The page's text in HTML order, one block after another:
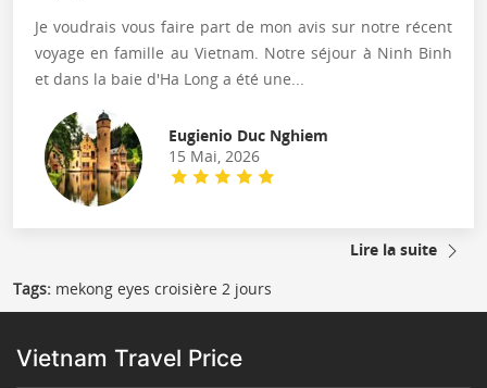
Je voudrais vous faire part de mon avis sur notre récent
voyage en famille au Vietnam. Notre séjour à Ninh Binh
et dans la baie d'Ha Long a été une...
Eugienio Duc Nghiem
15 Mai, 2026
Lire la suite
Tags: mekong eyes croisière 2 jours
Vietnam Travel Price